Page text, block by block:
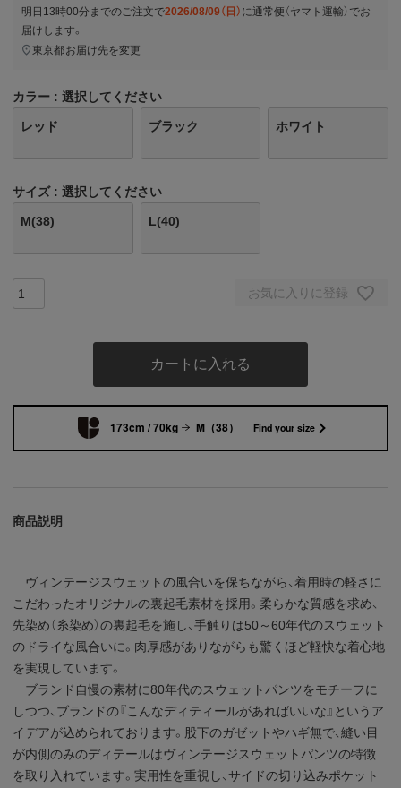
明日 13時00分 までのご注文で2026/08/09（日） に通常便（ヤマト運輸） でお
届けします。
東京都お届け先を変更
カラー 選択してください
レッド ブラック ホワイト
サイズ 選択してください
M(38) L(40)
お気に入りに登録
カートに入れる
173cm / 70kg M（38） Find your size
商品説明
ヴィンテージスウェットの風合いを保ちながら、着用時の軽さに
こだわったオリジナルの裏起毛素材を採用。柔らかな質感を求め、
先染め（糸染め）の裏起毛を施し、手触りは50～60年代のスウェット
のドライな風合いに。肉厚感がありながらも驚くほど軽快な着心地
を実現しています。
ブランド自慢の素材に80年代のスウェットパンツをモチーフに
しつつ、ブランドの『こんなディティールがあればいいな』というア
イデアが込められております。股下のガゼットやハギ無で、縫い目
が内側のみのディテールはヴィンテージスウェットパンツの特徴
を取り入れています。実用性を重視し、サイドの切り込みポケット